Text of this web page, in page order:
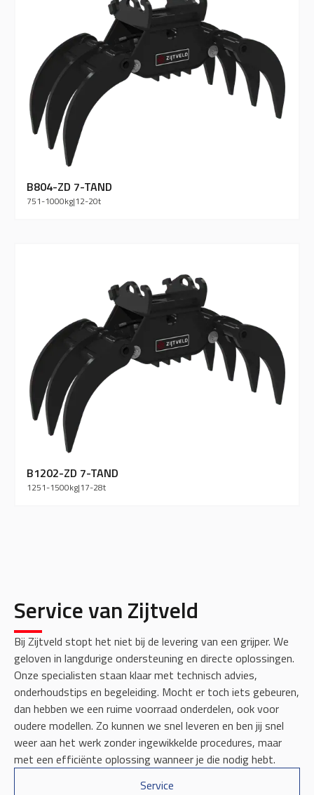
B804-ZD 7-TAND
751-1000kg|12-20t
B1202-ZD 7-TAND
1251-1500kg|17-28t
Service van Zijtveld
Bij Zijtveld stopt het niet bij de levering van een grijper. We
geloven in langdurige ondersteuning en directe oplossingen.
Onze specialisten staan klaar met technisch advies,
onderhoudstips en begeleiding. Mocht er toch iets gebeuren,
dan hebben we een ruime voorraad onderdelen, ook voor
oudere modellen. Zo kunnen we snel leveren en ben jij snel
weer aan het werk zonder ingewikkelde procedures, maar
met een efficiënte oplossing wanneer je die nodig hebt.
Service